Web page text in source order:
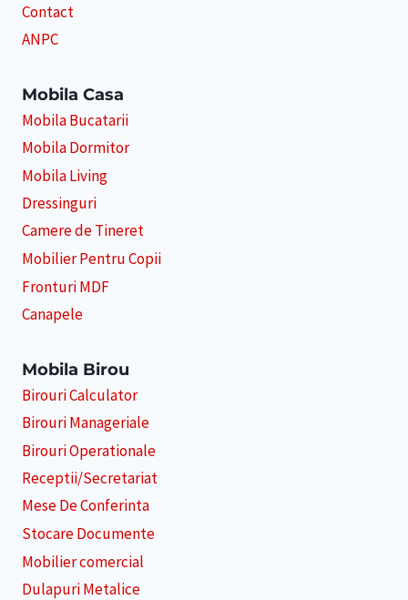
Contact
ANPC
Mobila Casa
Mobila Bucatarii
Mobila Dormitor
Mobila Living
Dressinguri
Camere de Tineret
Mobilier Pentru Copii
Fronturi MDF
Canapele
Mobila Birou
Birouri Calculator
Birouri Manageriale
Birouri Operationale
Receptii/Secretariat
Mese De Conferinta
Stocare Documente
Mobilier comercial
Dulapuri Metalice